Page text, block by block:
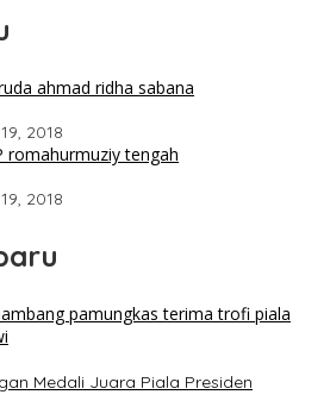
2018
2018
Medali Juara Piala Presiden